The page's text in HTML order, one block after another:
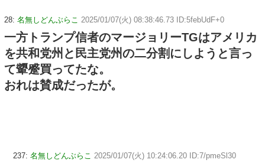
28: 名無しどんぶらこ 2025/01/07(火) 08:38:46.73 ID:5febUdF+0
一方トランプ信者のマージョリーTGはアメリカ
を共和党州と民主党州の二分割にしようと言っ
て顰蹙買ってたな。
おれは賛成だったが。
237: 名無しどんぶらこ 2025/01/07(火) 10:24:06.20 ID:7/pmeSl30